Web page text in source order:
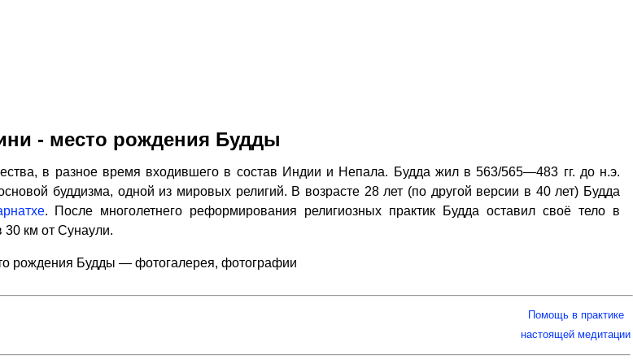
- место рождения Будды
в разное время входившего в состав Индии и Непала. Будда жил в 563/565—483 гг. до н.э.
буддизма, одной из мировых религий. В возрасте 28 лет (по другой версии в 40 лет) Будда
. После многолетнего реформирования религиозных практик Будда оставил своё тело в
км от Сунаули.
рождения Будды — фотогалерея, фотографии
Помощь в практике
настоящей медитации